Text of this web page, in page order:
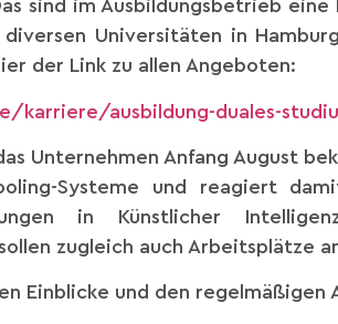
sind im Ausbildungsbetrieb
Universitäten in
der Link zu allen Angeboten:
karriere/ausbildung-duales-
Unternehmen Anfang August
Systeme und reagiert
in Künstlicher
zugleich auch Arbeitsplätze
Einblicke und den regelmäßigen